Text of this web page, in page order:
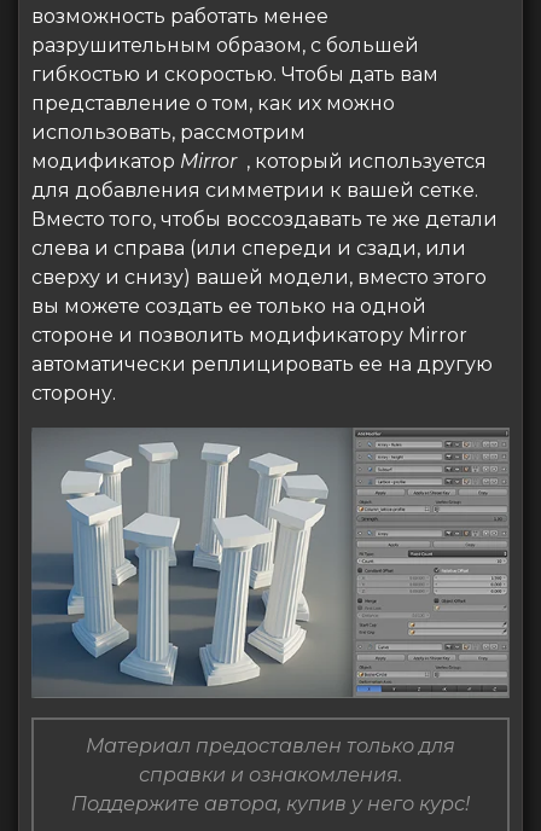
возможность работать менее
разрушительным образом, с большей
гибкостью и скоростью. Чтобы дать вам
представление о том, как их можно
использовать, рассмотрим
модификатор Mirror , который используется
для добавления симметрии к вашей сетке.
Вместо того, чтобы воссоздавать те же детали
слева и справа (или спереди и сзади, или
сверху и снизу) вашей модели, вместо этого
вы можете создать ее только на одной
стороне и позволить модификатору Mirror
автоматически реплицировать ее на другую
сторону.
Материал предоставлен только для
справки и ознакомления.
Поддержите автора, купив у него курс!